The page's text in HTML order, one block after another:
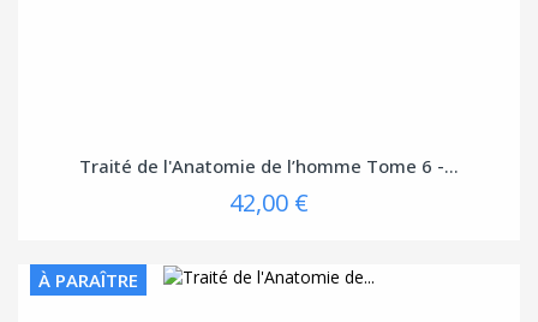
Traité de l'Anatomie de l’homme Tome 6 -...
42,00 €
À PARAÎTRE